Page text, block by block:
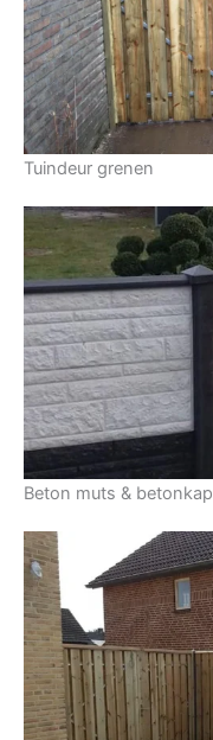
Tuindeur grenen
Beton muts & betonkap